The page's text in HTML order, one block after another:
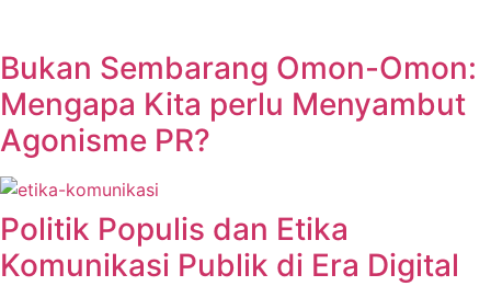
Bukan Sembarang Omon-Omon:
Mengapa Kita perlu Menyambut
Agonisme PR?
Politik Populis dan Etika
Komunikasi Publik di Era Digital